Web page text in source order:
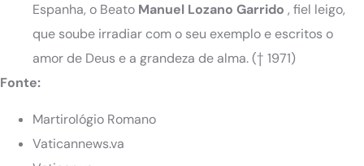
Espanha, o Beato Manuel Lozano Garrido , fiel leigo,
que soube irradiar com o seu exemplo e escritos o
amor de Deus e a grandeza de alma.(† 1971)
Fonte:
Martirológio Romano
Vaticannews.va